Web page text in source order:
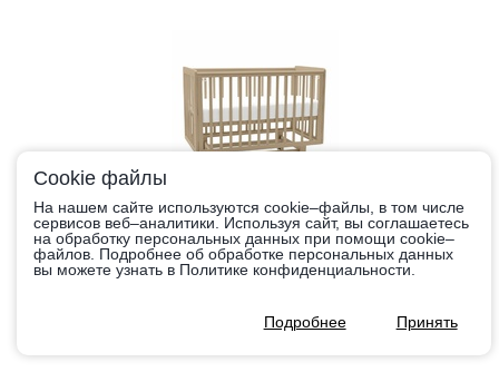
Кровать Agex Lira (маятник продольный, колеса,
автостенка)
Cookie файлы
На нашем сайте используются cookie–файлы, в том числе
сервисов веб–аналитики. Используя сайт, вы соглашаетесь
на обработку персональных данных при помощи cookie–
файлов. Подробнее об обработке персональных данных
вы можете узнать в Политике конфиденциальности.
Подробнее Принять